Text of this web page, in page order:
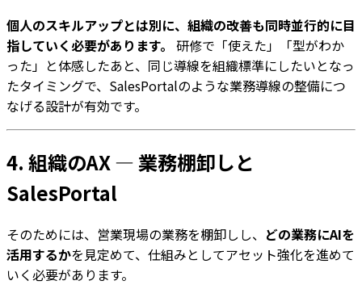
個人のスキルアップとは別に、組織の改善も同時並行的に目
指していく必要があります。 研修で「使えた」「型がわか
った」と体感したあと、同じ導線を組織標準にしたいとなっ
たタイミングで、SalesPortalのような業務導線の整備につ
なげる設計が有効です。
4. 組織のAX — 業務棚卸しと
SalesPortal
そのためには、営業現場の業務を棚卸しし、 どの業務にAIを
活用するかを見定めて、仕組みとしてアセット強化を進めて
いく必要があります。